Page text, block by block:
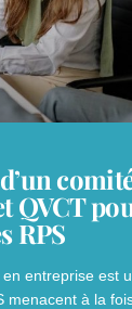
QVCT
RPS
entreprise est
menacent à la